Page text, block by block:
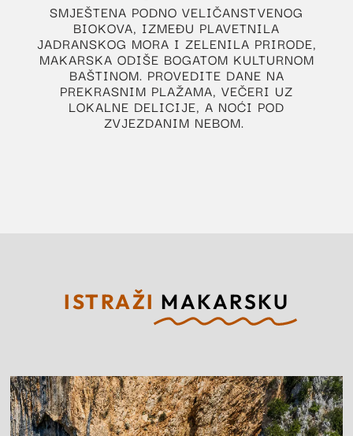
SMJEŠTENA PODNO VELIČANSTVENOG
BIOKOVA, IZMEĐU PLAVETNILA
JADRANSKOG MORA I ZELENILA PRIRODE,
MAKARSKA ODIŠE BOGATOM KULTURNOM
BAŠTINOM. PROVEDITE DANE NA
PREKRASNIM PLAŽAMA, VEČERI UZ
LOKALNE DELICIJE, A NOĆI POD
ZVJEZDANIM NEBOM.
ISTRAŽI MAKARSKU